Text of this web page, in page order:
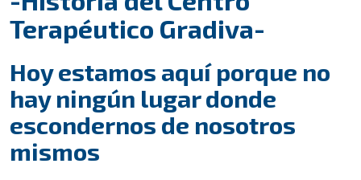
Terapéutico Gradiva-
Hoy estamos aquí porque no
hay ningún lugar donde
escondernos de nosotros
mismos